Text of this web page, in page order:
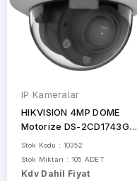
IP Kameralar
HIKVISION 4MP DOME
Motorize DS-2CD1743G2-
LIZSU IP IR Dome Kamera
Stok Kodu : 10352
Stok Miktarı : 105 ADET
Kdv Dahil Fiyat